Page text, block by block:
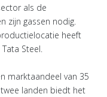
als de
zijn gassen nodig.
heeft
Steel.
marktaandeel van 35
landen biedt het